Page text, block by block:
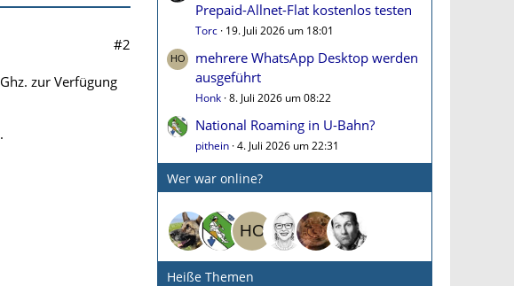
#2
zur Verfügung
Prepaid-Allnet-Flat kostenlos testen
Torc 19. Juli 2026 um 18:01
mehrere WhatsApp Desktop werden
ausgeführt
Honk 8. Juli 2026 um 08:22
National Roaming in U-Bahn?
pithein 4. Juli 2026 um 22:31
Wer war online?
Heiße Themen